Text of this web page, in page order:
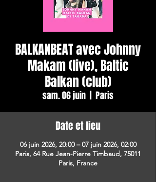
BALKANBEAT avec Johnny
Makam (live), Baltic
Balkan (club)
sam. 06 juin Paris
Date et lieu
06 juin 2026, 20:00 – 07 juin 2026, 02:00
Paris, 64 Rue Jean-Pierre Timbaud, 75011
Paris, France